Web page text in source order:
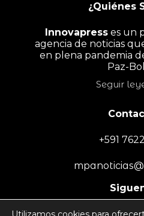
¿Quiénes
Innovapress es un
agencia de noticias
en plena pandemia
Paz-
Seguir
+591